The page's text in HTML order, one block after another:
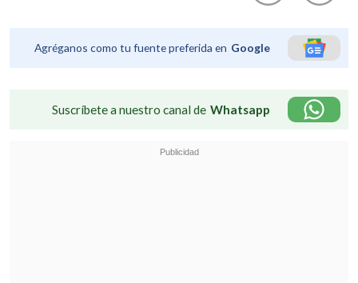
Agréganos como tu fuente preferida en Google
Suscríbete a nuestro canal de Whatsapp